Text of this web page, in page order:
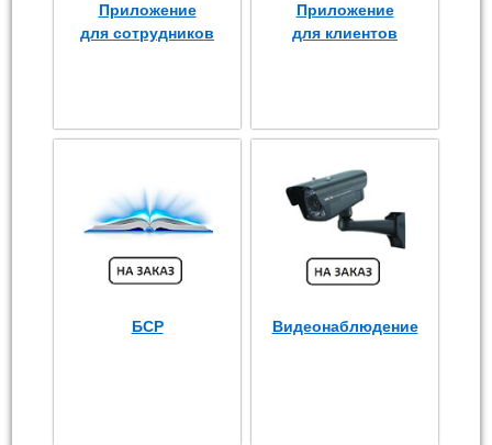
Приложение
для сотрудников
Приложение
для клиентов
БСР Видеонаблюдение